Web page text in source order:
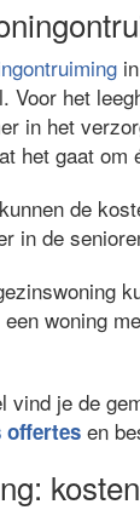
Voor het
in het
het gaat
de
in de
woning
vind je de
offertes en